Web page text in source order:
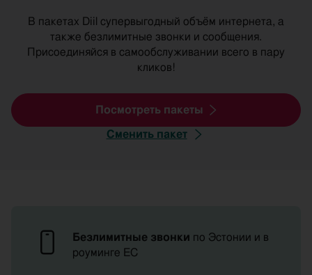
В пакетах Diil супервыгодный объём интернета, а
также безлимитные звонки и сообщения.
Присоединяйся в самообслуживании всего в пару
кликов!
Посмотреть пакеты
Сменить пакет
пакетов
Безлимитные звонки по Эстонии и в
роуминге ЕС